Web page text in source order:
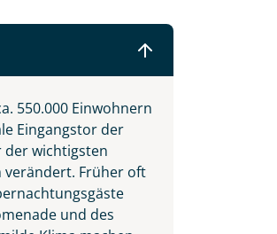
550.000 Einwohnern
Eingangstor der
der wichtigsten
verändert. Früher oft
und des